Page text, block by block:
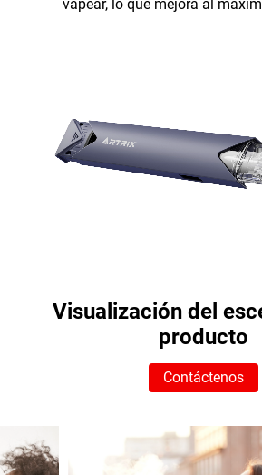
vapear, lo que mejora al
Visualización del
producto
Contáctenos